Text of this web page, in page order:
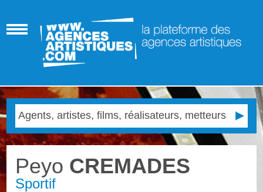
Peyo CREMADES
Sportif